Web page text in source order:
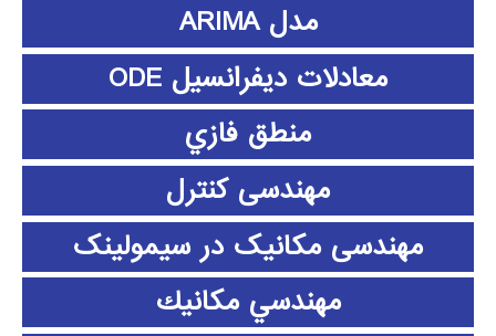
مدل ARIMA
معادلات دیفرانسیل ODE
منطق فازي
مهندسی کنترل
مهندسی مکانیک در سیمولینک
مهندسي مكانيك